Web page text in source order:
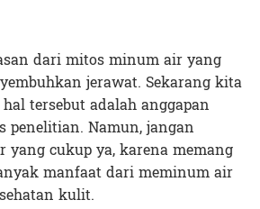
dari mitos minum air yang
jerawat. Sekarang kita
tersebut adalah anggapan
penelitian. Namun, jangan
cukup ya, karena memang
manfaat dari meminum air
kulit.